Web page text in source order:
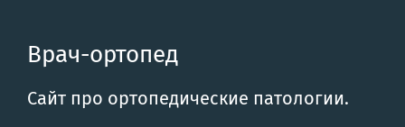
Врач-ортопед
Сайт про ортопедические патологии.